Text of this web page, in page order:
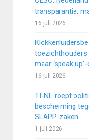
transparantie,
16 juli 2026
toezichthouders
maar ‘speak
16 juli 2026
TI-NL roept
bescherming
SLAPP-zaken
1 juli 2026